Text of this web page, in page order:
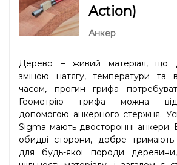
Action)
Анкер
Дерево – живий матеріал, що
зміною натягу, температури та
часом, прогин грифа
Геометрію грифа можна
допомогою анкерного стержня. Усі
Sigma мають двосторонні
обидві сторони, добре тримають
для будь-якої породи